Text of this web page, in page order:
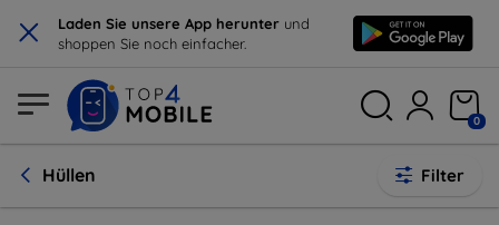
× Laden Sie unsere App herunter und
shoppen Sie noch einfacher.
0
Hüllen Filter